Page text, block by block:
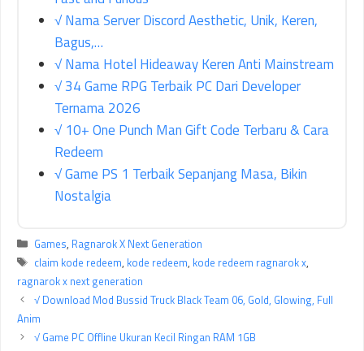
√ Nama Server Discord Aesthetic, Unik, Keren,
Bagus,…
√ Nama Hotel Hideaway Keren Anti Mainstream
√ 34 Game RPG Terbaik PC Dari Developer
Ternama 2026
√ 10+ One Punch Man Gift Code Terbaru & Cara
Redeem
√ Game PS 1 Terbaik Sepanjang Masa, Bikin
Nostalgia
Kategori
Games, Ragnarok X Next Generation
Tag
claim kode redeem, kode redeem, kode redeem ragnarok x,
ragnarok x next generation
√ Download Mod Bussid Truck Black Team 06, Gold, Glowing, Full
Anim
√ Game PC Offline Ukuran Kecil Ringan RAM 1GB